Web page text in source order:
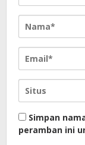
Simpan
peramban ini